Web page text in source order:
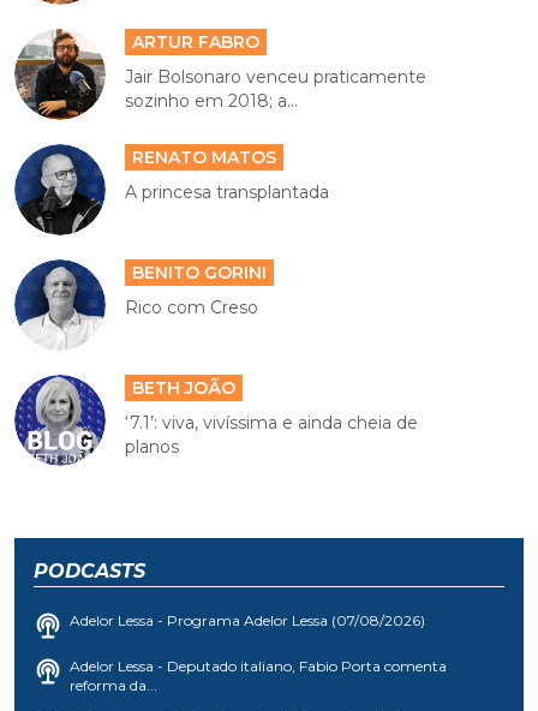
ARTUR FABRO
Jair Bolsonaro venceu praticamente
sozinho em 2018; a...
RENATO MATOS
A princesa transplantada
BENITO GORINI
Rico com Creso
BETH JOÃO
‘7.1’: viva, vivíssima e ainda cheia de
planos
PODCASTS
Adelor Lessa - Programa Adelor Lessa (07/08/2026)
Adelor Lessa - Deputado italiano, Fabio Porta comenta
reforma da...